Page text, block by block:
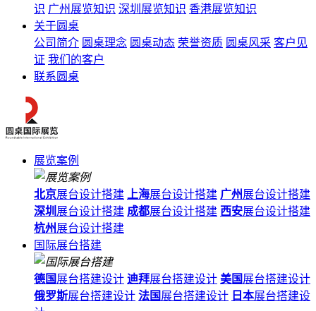
识 广州展览知识 深圳展览知识 香港展览知识
关于圆桌
公司简介 圆桌理念 圆桌动态 荣誉资质 圆桌风采 客户见
证 我们的客户
联系圆桌
展览案例
北京展台设计搭建 上海展台设计搭建 广州展台设计搭建
深圳 展台设计搭建 成都展台设计搭建 西安展台设计搭建
杭州展台设计搭建
国际展台搭建
德国 展台搭建设计 迪拜展台搭建设计 美国 展台搭建设计
俄罗斯展台搭建设计 法国 展台搭建设计 日本展台搭建设